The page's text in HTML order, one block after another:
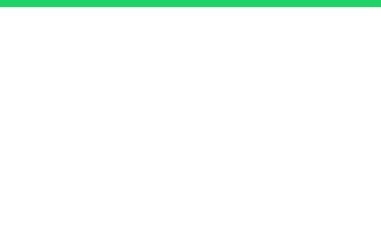
ימים א', ב', ד', ה' 09:30-20:00